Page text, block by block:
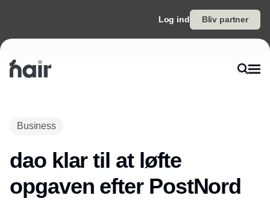
Log ind Bliv partner
Business
dao klar til at løfte
opgaven efter PostNord